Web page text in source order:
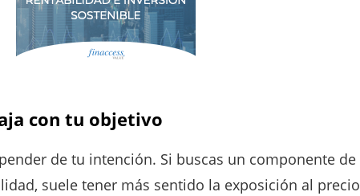
con tu objetivo
de tu intención. Si buscas un componente de
suele tener más sentido la exposición al precio